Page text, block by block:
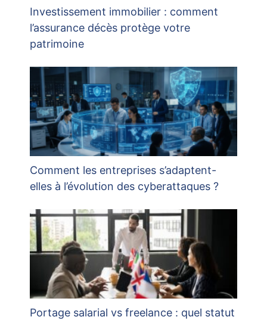
Investissement immobilier : comment
l’assurance décès protège votre
patrimoine
Comment les entreprises s’adaptent-
elles à l’évolution des cyberattaques ?
Portage salarial vs freelance : quel statut